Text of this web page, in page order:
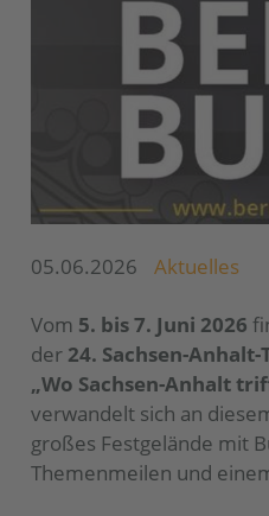
05.06.2026 Aktuelles
Vom 5. bis 7. Juni 2026
der 24. Sachsen-Anhalt-
„Wo Sachsen-Anhalt
verwandelt sich an
großes Festgelände mit
Themenmeilen und